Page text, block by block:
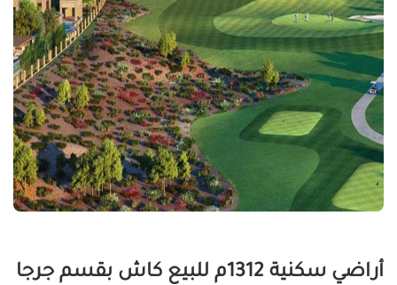
أراضي سكنية 1312م للبيع كاش بقسم جرجا